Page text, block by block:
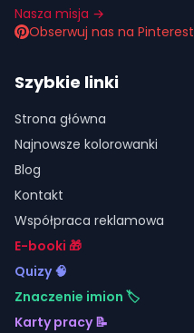
Nasza misja →
Obserwuj nas na Pinterest
Szybkie linki
Strona główna
Najnowsze kolorowanki
Blog
Kontakt
Współpraca reklamowa
E-booki 🎁
Quizy 🧠
Znaczenie imion 🏷️
Karty pracy 📝